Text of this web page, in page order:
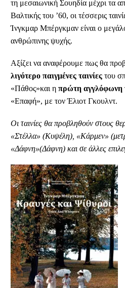
τη μεσαιωνική Σουηδία μέχρι τα
Βαλτικής του ’60, οι τέσσερις
Ίνγκμαρ Μπέργκμαν είναι ο
ανθρώπινης ψυχής.
Αξίζει να αναφέρουμε πως θα
λιγότερο παιγμένες ταινίες του
«Πάθος»και η πρώτη αγγλόφωνη
«Επαφή», με τον Έλιοτ Γκουλντ.
Οι ταινίες θα προβληθούν στους
«Στέλλα» (Κυψέλη), «Κάρμεν»
«Δάφνη»(Δάφνη) και σε άλλες